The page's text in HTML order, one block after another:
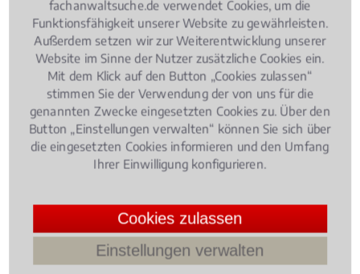
Familienrecht, 10.07.2018 (Update 24.04.2026)
Kindergeld: Anspruch, Höhe und Dauer
Ein Kindergeldanspruch besteht bis zum 25.
Lebensjahr, wenn sich das Kind in der
Erstausbildung befindet. Bei vielen Eltern herrscht
Unsicherheit, wer einen Anspruch auf Kindergeld
fachanwaltsuche.de verwendet Cookies, um die
Funktionsfähigkeit unserer Website zu gewährleisten.
Außerdem setzen wir zur Weiterentwicklung unserer
Website im Sinne der Nutzer zusätzliche Cookies ein.
Mit dem Klick auf den Button „Cookies zulassen“
stimmen Sie der Verwendung der von uns für die
genannten Zwecke eingesetzten Cookies zu. Über den
Button „Einstellungen verwalten“ können Sie sich über
die eingesetzten Cookies informieren und den Umfang
Ihrer Einwilligung konfigurieren.
Cookies zulassen
Einstellungen verwalten